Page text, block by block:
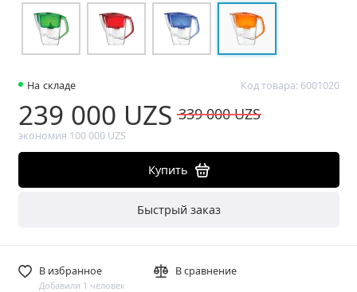
На складе Код товара: 6001020
239 000 UZS 339 000 UZS
экономия 100 000 UZS
Купить
Быстрый заказ
В избранное
Добавили 1 человек
В сравнение